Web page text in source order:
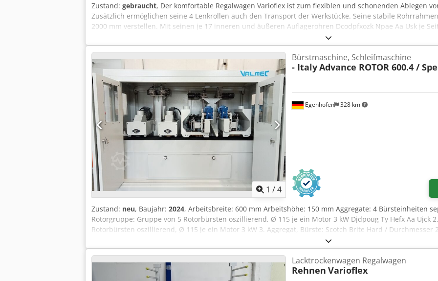
Zustand: gebraucht, Der komfortable Regalwagen Varioflex ist zum flexiblen und schonenden Ablegen
Zusätzlich ermöglichen seine 4 Lenkrollen auch den Transport der Werkstücke. Seine stabile
2000 mm verstellen. Mit seinen je 17 inneren und äußeren Auflagerohren Dcodpfxozk Npae Aa Usk je
kg bei einer gleichmäßig verteilten Last aufnehmen. Die steckbaren inneren und äußeren Auflagerohre
und können rückseitig wieder eingesetzt werden. Bei Nichtgebrauch lässt sich der Regalwagen
Zubehör - Kunststoffummantelte Auflagerohre - Zusatzrechen Technische Daten: Länge: 200 - 2000 mm
Auflagerohrlänge: 650 mm - ausgezogen bis: 1150 mm Lichte Zwischenmaß der Rohre: 70 mm
Lagerort: Röllbach
1 /4
Egenhofen 328 km
Bürstmaschine, Schleifmaschine
- ItalyAdvance ROTOR 600.4 /
Zustand: neu, Baujahr: 2024, Arbeitsbreite: 600 mm Arbeitshöhe: 150 mm Aggregate: 4 Bürsteinheiten
Rotorgruppe: Gruppe von 5 Rotorbürsten oszillierend, Ø 115 je ein Motor 3 kW Djdpoug Ty Hefx Aa Ujck
Rotorbürsten oszillierend, Ø 115 je ein Motor 3 kW 3. Aggregat, Bürste: Scotch Brite Hard / Durchmesser
Bürste: Scotch Brite Hard / Durchmesser 220mm, Varioantrieb Höhenverstellung: elektrisch
Vorschubgeschwindigkeit: 4 - 12 m/min Motorleistung Vorschub: 0,37 kW Maschinenlänge:
Lacktrockenwagen Regalwagen
Rehnen Varioflex